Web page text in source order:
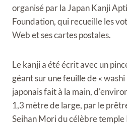
organisé par la Japan Kanji
Foundation, qui recueille les
Web et ses cartes postales.
Le kanji a été écrit avec un
géant sur une feuille de «
japonais fait à la main,
1,3 mètre de large, par le
Seihan Mori du célèbre